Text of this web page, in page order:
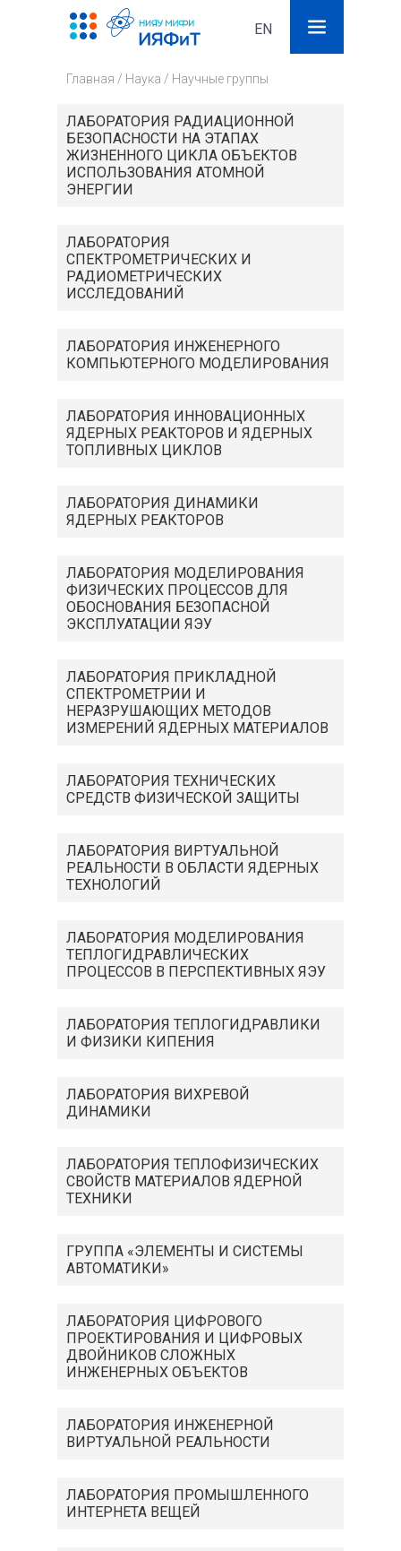
EN
Главная / Наука / Научные группы
ЛАБОРАТОРИЯ РАДИАЦИОННОЙ
БЕЗОПАСНОСТИ НА ЭТАПАХ
ЖИЗНЕННОГО ЦИКЛА ОБЪЕКТОВ
ИСПОЛЬЗОВАНИЯ АТОМНОЙ
ЭНЕРГИИ
ЛАБОРАТОРИЯ
СПЕКТРОМЕТРИЧЕСКИХ И
РАДИОМЕТРИЧЕСКИХ
ИССЛЕДОВАНИЙ
ЛАБОРАТОРИЯ ИНЖЕНЕРНОГО
КОМПЬЮТЕРНОГО МОДЕЛИРОВАНИЯ
ЛАБОРАТОРИЯ ИННОВАЦИОННЫХ
ЯДЕРНЫХ РЕАКТОРОВ И ЯДЕРНЫХ
ТОПЛИВНЫХ ЦИКЛОВ
ЛАБОРАТОРИЯ ДИНАМИКИ
ЯДЕРНЫХ РЕАКТОРОВ
ЛАБОРАТОРИЯ МОДЕЛИРОВАНИЯ
ФИЗИЧЕСКИХ ПРОЦЕССОВ ДЛЯ
ОБОСНОВАНИЯ БЕЗОПАСНОЙ
ЭКСПЛУАТАЦИИ ЯЭУ
ЛАБОРАТОРИЯ ПРИКЛАДНОЙ
СПЕКТРОМЕТРИИ И
НЕРАЗРУШАЮЩИХ МЕТОДОВ
ИЗМЕРЕНИЙ ЯДЕРНЫХ МАТЕРИАЛОВ
ЛАБОРАТОРИЯ ТЕХНИЧЕСКИХ
СРЕДСТВ ФИЗИЧЕСКОЙ ЗАЩИТЫ
ЛАБОРАТОРИЯ ВИРТУАЛЬНОЙ
РЕАЛЬНОСТИ В ОБЛАСТИ ЯДЕРНЫХ
ТЕХНОЛОГИЙ
ЛАБОРАТОРИЯ МОДЕЛИРОВАНИЯ
ТЕПЛОГИДРАВЛИЧЕСКИХ
ПРОЦЕССОВ В ПЕРСПЕКТИВНЫХ ЯЭУ
ЛАБОРАТОРИЯ ТЕПЛОГИДРАВЛИКИ
И ФИЗИКИ КИПЕНИЯ
ЛАБОРАТОРИЯ ВИХРЕВОЙ
ДИНАМИКИ
ЛАБОРАТОРИЯ ТЕПЛОФИЗИЧЕСКИХ
СВОЙСТВ МАТЕРИАЛОВ ЯДЕРНОЙ
ТЕХНИКИ
ГРУППА «ЭЛЕМЕНТЫ И СИСТЕМЫ
АВТОМАТИКИ»
ЛАБОРАТОРИЯ ЦИФРОВОГО
ПРОЕКТИРОВАНИЯ И ЦИФРОВЫХ
ДВОЙНИКОВ СЛОЖНЫХ
ИНЖЕНЕРНЫХ ОБЪЕКТОВ
ЛАБОРАТОРИЯ ИНЖЕНЕРНОЙ
ВИРТУАЛЬНОЙ РЕАЛЬНОСТИ
ЛАБОРАТОРИЯ ПРОМЫШЛЕННОГО
ИНТЕРНЕТА ВЕЩЕЙ